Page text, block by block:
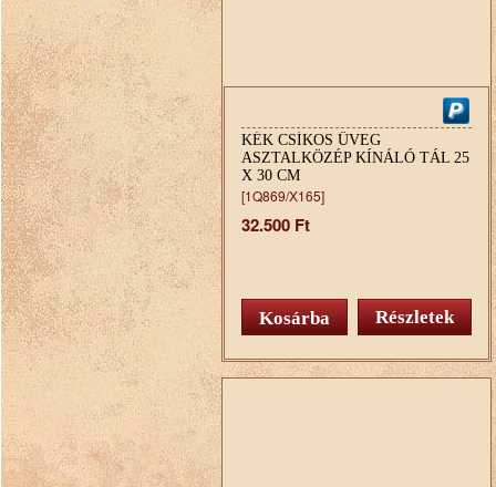
KÉK CSÍKOS ÜVEG
ASZTALKÖZÉP KÍNÁLÓ TÁL 25
X 30 CM
[1Q869/X165]
32.500 Ft
Részletek